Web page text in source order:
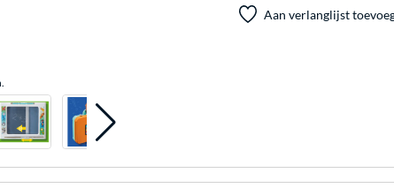
Aan verlanglijst